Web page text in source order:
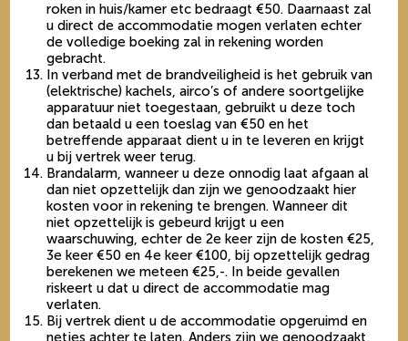
roken in huis/kamer etc bedraagt €50. Daarnaast zal
u direct de accommodatie mogen verlaten echter
de volledige boeking zal in rekening worden
gebracht.
In verband met de brandveiligheid is het gebruik van
(elektrische) kachels, airco’s of andere soortgelijke
apparatuur niet toegestaan, gebruikt u deze toch
dan betaald u een toeslag van €50 en het
betreffende apparaat dient u in te leveren en krijgt
u bij vertrek weer terug.
Brandalarm, wanneer u deze onnodig laat afgaan al
dan niet opzettelijk dan zijn we genoodzaakt hier
kosten voor in rekening te brengen. Wanneer dit
niet opzettelijk is gebeurd krijgt u een
waarschuwing, echter de 2e keer zijn de kosten €25,
3e keer €50 en 4e keer €100, bij opzettelijk gedrag
berekenen we meteen €25,-. In beide gevallen
riskeert u dat u direct de accommodatie mag
verlaten.
Bij vertrek dient u de accommodatie opgeruimd en
netjes achter te laten. Anders zijn we genoodzaakt